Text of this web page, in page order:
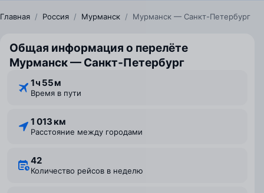
Главная / Россия / Мурманск / Мурманск — Санкт-Петербург
Общая информация о перелёте
Мурманск — Санкт‑Петербург
1 ⁠ч 55 ⁠м
Время в пути
1 013 км
Расстояние между городами
42
Количество рейсов в неделю